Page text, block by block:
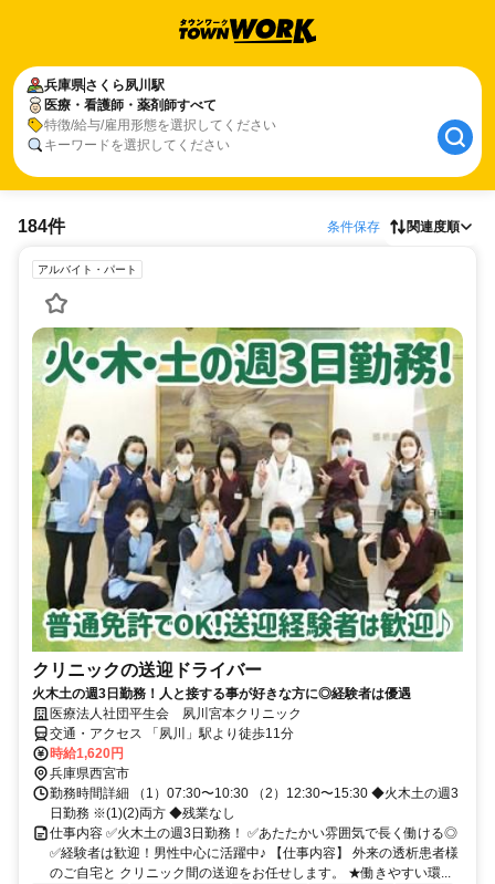
兵庫県さくら夙川駅
医療・看護師・薬剤師すべて
特徴/給与/雇用形態を選択してください
キーワードを選択してください
184件 条件保存 関連度順
アルバイト・パート
クリニックの送迎ドライバー
火木土の週3日勤務！人と接する事が好きな方に◎経験者は優遇
医療法人社団平生会 夙川宮本クリニック
交通・アクセス 「夙川」駅より徒歩11分
時給1,620円
兵庫県西宮市
勤務時間詳細 （1）07:30〜10:30 （2）12:30〜15:30 ◆火木土の週3
日勤務 ※(1)(2)両方 ◆残業なし
仕事内容 ✅火木土の週3日勤務！ ✅あたたかい雰囲気で長く働ける◎
✅経験者は歓迎！男性中心に活躍中♪ 【仕事内容】 外来の透析患者様
のご自宅と クリニック間の送迎をお任せします。 ★働きやすい環...